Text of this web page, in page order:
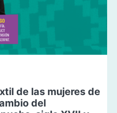
de las mujeres de
del